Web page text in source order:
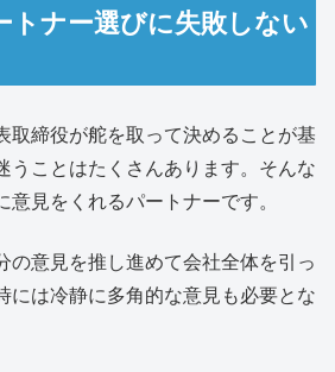
トナー選びに失敗しない
取締役が舵を取って決めることが基
うことはたくさんあります。そんな
見をくれるパートナーです。
の意見を推し進めて会社全体を引っ
には冷静に多角的な意見も必要とな